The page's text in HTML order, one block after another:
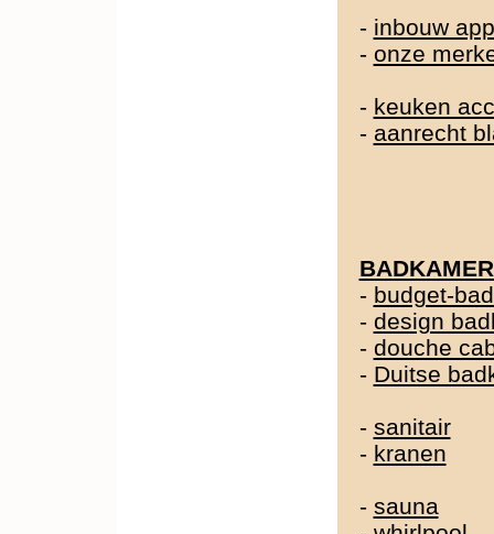
- inbouw
- onze
- keuken
- aanrecht
- budget-
- design
- douche
- Duitse
- sanitair
- kranen
- sauna